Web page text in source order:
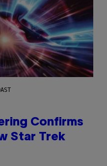
Confirms
Star Trek